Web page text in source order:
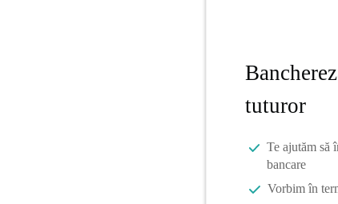
tuturor
Te ajutăm să
bancare
Vorbim în